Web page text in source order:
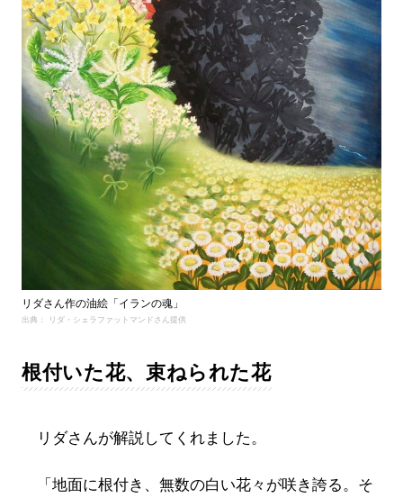
リダさん作の油絵「イランの魂」
出典： リダ・シェラファットマンドさん提供
根付いた花、束ねられた花
リダさんが解説してくれました。
「地面に根付き、無数の白い花々が咲き誇る。そ